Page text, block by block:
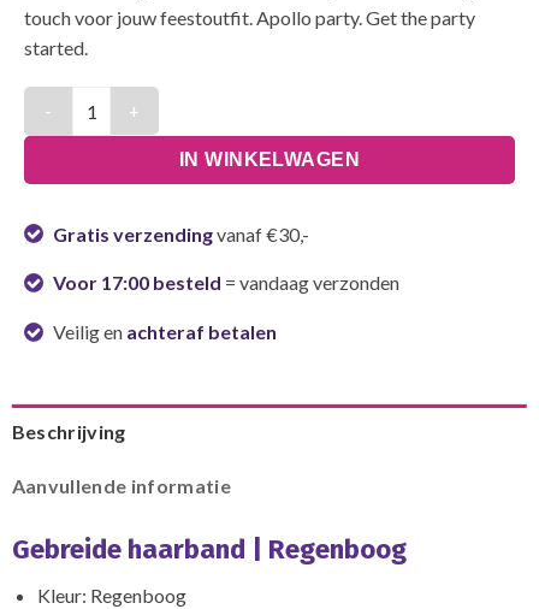
touch voor jouw feestoutfit. Apollo party. Get the party
started.
IN WINKELWAGEN
Gratis verzendingvanaf €30,-
Voor 17:00 besteld = vandaag verzonden
Veilig en achteraf betalen
Beschrijving
Aanvullende informatie
Gebreide haarband | Regenboog
Kleur: Regenboog